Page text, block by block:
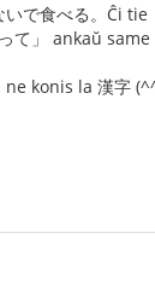
いで食べる。Ĉi
て」 ankaŭ
konis la 漢字